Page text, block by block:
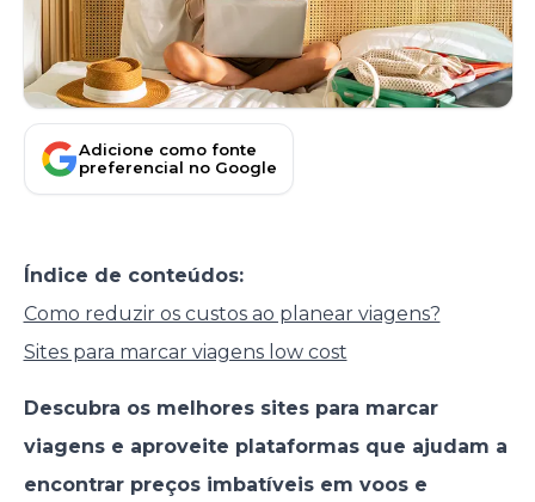
Adicione como fonte
preferencial no Google
Índice de conteúdos:
Como reduzir os custos ao planear viagens?
Sites para marcar viagens low cost
Descubra os melhores sites para marcar
viagens e aproveite plataformas que ajudam a
encontrar preços imbatíveis em voos e